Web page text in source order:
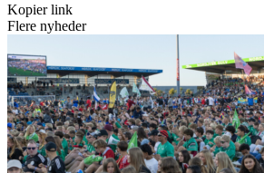
Kopier link
Flere nyheder